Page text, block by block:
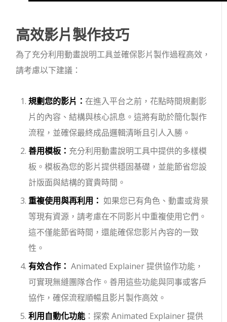
高效影片製作技巧
為了充分利用動畫說明工具並確保影片製作過程高效，
請考慮以下建議：
規劃您的影片：在進入平台之前，花點時間規劃影
片的內容、結構與核心訊息。這將有助於簡化製作
流程，並確保最終成品邏輯清晰且引人入勝。
善用模板： 充分利用動畫說明工具中提供的多樣模
板。模板為您的影片提供穩固基礎，並能節省您設
計版面與結構的寶貴時間。
重複使用與再利用： 如果您已有角色、動畫或背景
等現有資源，請考慮在不同影片中重複使用它們。
這不僅能節省時間，還能確保您影片內容的一致
性。
有效合作： Animated Explainer 提供協作功能，
可實現無縫團隊合作。善用這些功能與同事或客戶
協作，確保流程順暢且影片製作高效。
利用自動化功能 ：探索 Animated Explainer 提供